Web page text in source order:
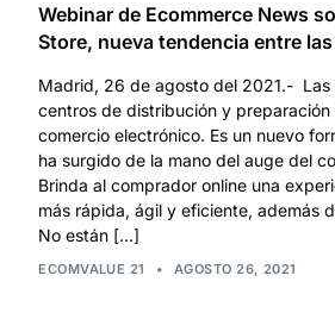
Webinar de Ecommerce News
Store, nueva tendencia entre
Madrid, 26 de agosto del 2021.- Las
centros de distribución y
comercio electrónico. Es un nuevo
ha surgido de la mano del auge del
Brinda al comprador online una
más rápida, ágil y eficiente, además
No están […]
ECOMVALUE 21 • AGOSTO 26, 2021